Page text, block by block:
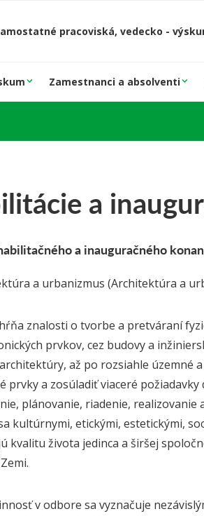
pracoviská, vedecko -
Zamestnanci a absolventi
a
a inauguračného
a urbanizmus (Architektúra a
znalosti o tvorbe a pretváraní
prvkov, cez budovy a
až po rozsiahle územné
prvky a zosúladiť viaceré
plánovanie, riadenie,
kultúrnymi, etickými, estetickými,
kvalitu života jedinca a širšej
v odbore sa vyznačuje